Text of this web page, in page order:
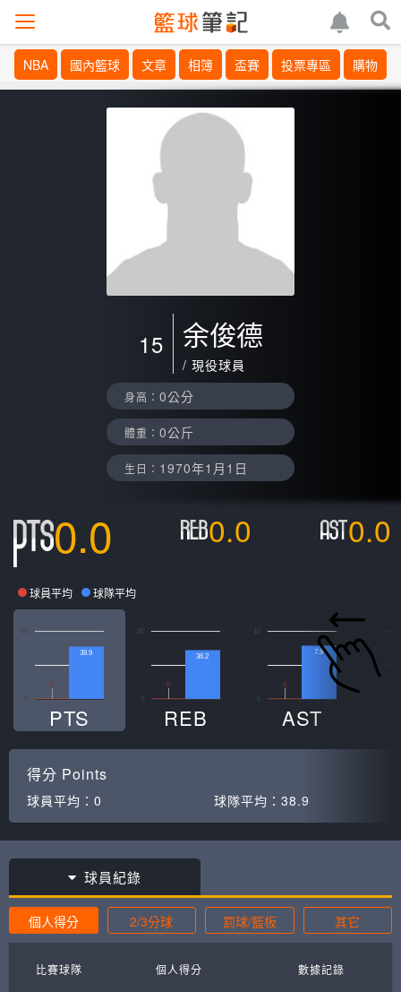
NBA 國內籃球 文章 相簿 盃賽 投票專區 購物
15 余俊德
/ 現役球員
身高： 0公分
體重： 0公斤
生日： 1970年1月1日
0.0 0.0 0.0
球員平均 球隊平均
50
0
38.9
PTS
50
0
36.2
REB
0
7.9
AST
得分 Points
球員平均： 0 球隊平均： 38.9
球員紀錄
個人得分 2/3分球 罰球/籃板 其它
比賽球隊 個人得分 數據記錄